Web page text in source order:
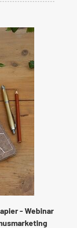
- Webinar